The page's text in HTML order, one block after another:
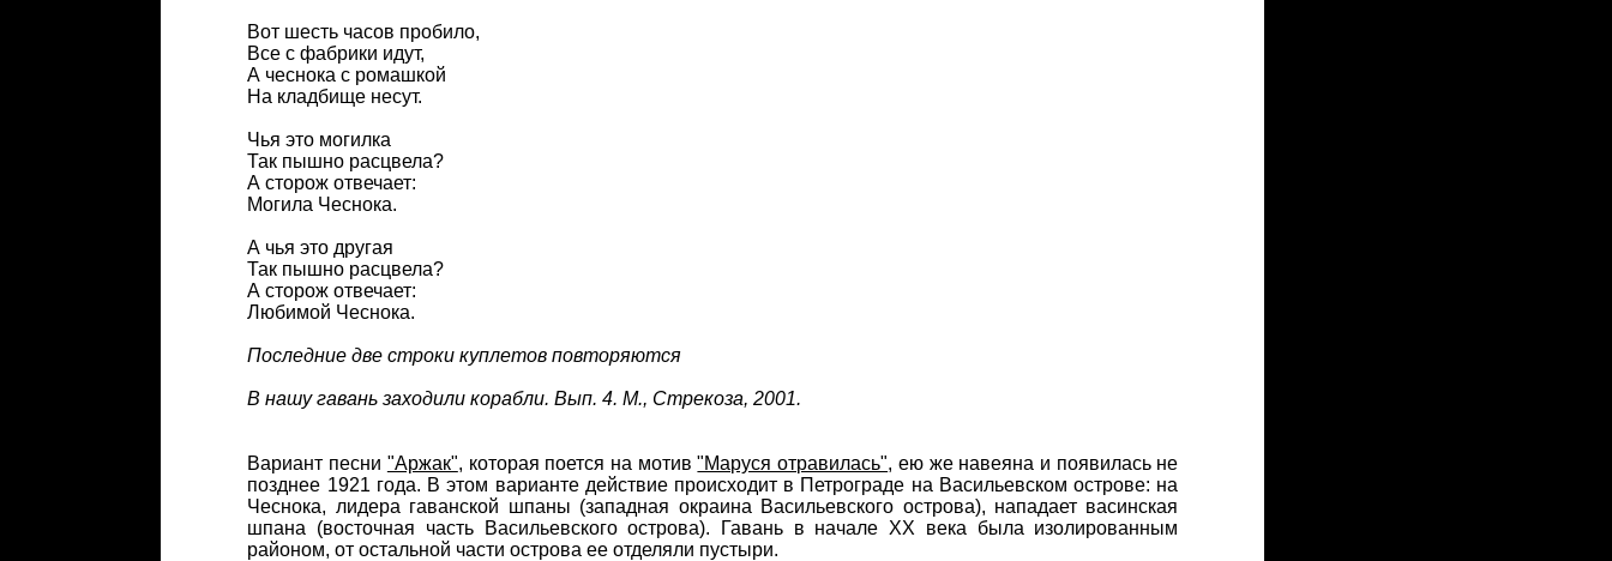
Вот шесть часов пробило,
Все с фабрики идут,
А чеснока с ромашкой
На кладбище несут.
Чья это могилка
Так пышно расцвела?
А сторож отвечает:
Могила Чеснока.
А чья это другая
Так пышно расцвела?
А сторож отвечает:
Любимой Чеснока.
Последние две строки куплетов повторяются
В нашу гавань заходили корабли. Вып. 4. М., Стрекоза, 2001.
Вариант песни "Аржак", которая поется на мотив"Маруся отравилась", ею же навеяна и появилась не
позднее 1921 года. В этом варианте действие происходит в Петрограде на Васильевском острове: на
Чеснока, лидера гаванской шпаны (западная окраина Васильевского острова), нападает васинская
шпана (восточная часть Васильевского острова). Гавань в начале XX века была изолированным
районом, от остальной части острова ее отделяли пустыри.